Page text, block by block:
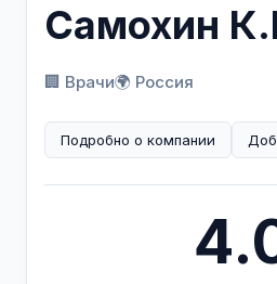
Самохин
🏢 Врачи🌍 Россия
Подробно о компании